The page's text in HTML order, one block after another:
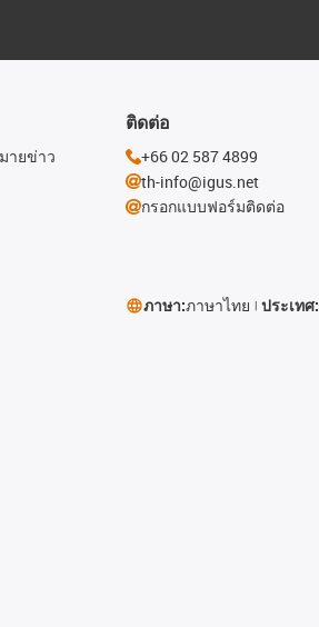
ายข่าว
ติดต่อ
+66 02 587 4899
th-info@igus.net
กรอกแบบฟอร์มติดต่อ
ภาษา:ภาษาไทย ประเทศ: